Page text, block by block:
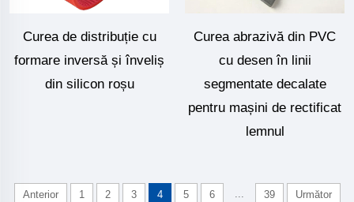
Curea de distribuție cu
formare inversă și înveliș
din silicon roșu
Curea abrazivă din PVC
cu desen în linii
segmentate decalate
pentru mașini de rectificat
lemnul
Anterior 1 2 3 4 5 6 ... 39 Următor